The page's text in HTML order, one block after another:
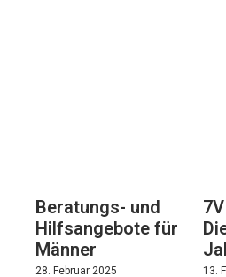
Beratungs- und
Hilfsangebote für
Männer
28. Februar 2025 13.